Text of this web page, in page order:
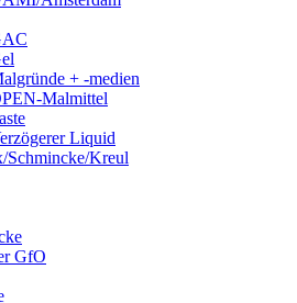
+ -medien
Malmittel
Liquid
Schmincke/Kreul
GfO